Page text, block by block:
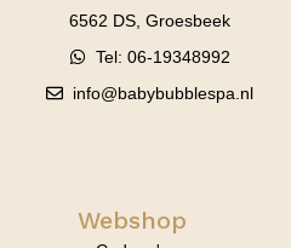
6562 DS, Groesbeek
Tel: 06-19348992
info@babybubblespa.nl
Webshop